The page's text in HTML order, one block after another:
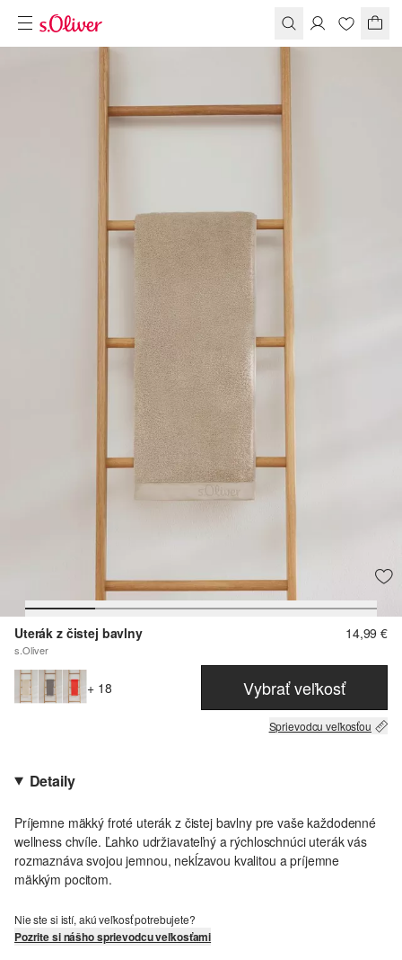
Uterák z čistej bavlny
s.Oliver
14,99 €
+ 18 Vybrať veľkosť
Sprievodcu veľkosťou
Detaily
Príjemne mäkký froté uterák z čistej bavlny pre vaše každodenné
wellness chvíle. Ľahko udržiavateľný a rýchloschnúci uterák vás
rozmaznáva svojou jemnou, nekĺzavou kvalitou a príjemne
mäkkým pocitom.
Nie ste si istí, akú veľkosť potrebujete?
Pozrite si nášho sprievodcu veľkosťami